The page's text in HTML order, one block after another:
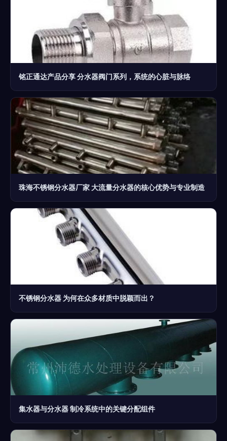
铭正通达产品分享 分水器阀门系列，系统的心脏与脉络
珠海不锈钢分水器厂家 大流量分水器的核心优势与专业制造
不锈钢分水器 为何在众多材质中脱颖而出？
集水器与分水器 制冷系统中的关键分配组件